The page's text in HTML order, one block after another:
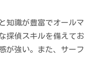
知識が豊富でオールマ
探偵スキルを備えてお
が強い。また、サーフ